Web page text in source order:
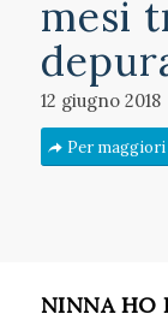
mesi
12 giugno 2018
Per
NINNA HO